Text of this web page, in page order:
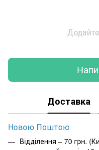
Доставка
Новою Поштою
Відділення – 70 грн.